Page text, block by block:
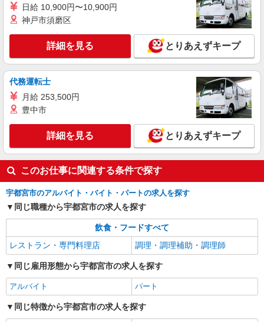
アップ！ ※給与幅は資格・経験等による
栃木県宇都宮市簗瀬4丁目4番7号
キープ 詳細を見る
アルバイト パート
ケンタッキーフライドチキン 宇都宮御幸町店
カウンター・キッチンスタッフ
栃木県宇都宮市御幸町字道下289-12
キープ 詳細を見る
アルバイト パート
ケンタッキーフライドチキン 宇都宮アピタ店
カウンター・キッチンスタッフ
時給1070円
栃木県宇都宮市江曽島本町844
キープ
日給 10,900円〜10,900円
神戸市須磨区
詳細を見る とりあえずキープ
代務運転士
月給 253,500円
豊中市
詳細を見る とりあえずキープ
このお仕事に関連する条件で探す
宇都宮市のアルバイト・バイト・パートの求人を探す
同じ職種から宇都宮市の求人を探す
飲食・フードすべて
レストラン・専門料理店
調理・調理補助・調理師
同じ雇用形態から宇都宮市の求人を探す
アルバイト パート
同じ特徴から宇都宮市の求人を探す